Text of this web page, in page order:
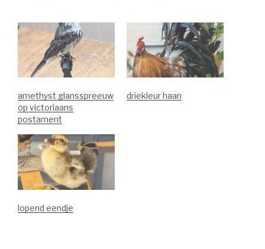
amethyst glansspreeuw
op victoriaans
postament
driekleur haan
lopend eendje